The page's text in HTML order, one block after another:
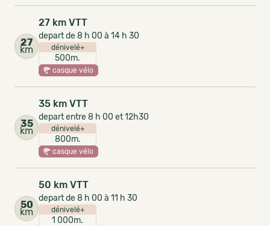
27
km
27 km VTT
depart de 8 h 00 à 14 h 30
dénivelé+
500m.
casque vélo
35
km
35 km VTT
depart entre 8 h 00 et 12h30
dénivelé+
800m.
casque vélo
50
km
50 km VTT
depart de 8 h 00 à 11 h 30
dénivelé+
1 000m.